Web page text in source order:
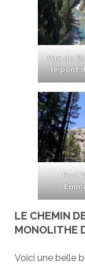
Vue de
le pont
Fort
LE CHEMIN
MONOLITHE
Voici une belle